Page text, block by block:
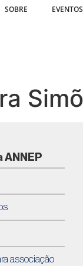
SOBRE EVENTOS
ANNEP
associação